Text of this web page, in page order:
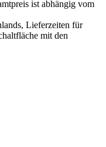
ist abhängig vom
Lieferzeiten für
mit den